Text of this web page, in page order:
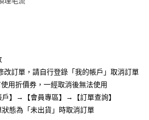
商品之後才付款」的支付方式。 讓您購物簡單
不需綁卡、不需儲值。
簡訊認證，即可結帳。
務後，再付款。
含以上)免運費
改訂單，請自行登錄「我的帳戶」取消訂單
用折價券，一經取消後無法使用
】→【會員專區】→【訂單查詢】
態為「未出貨」時取消訂單